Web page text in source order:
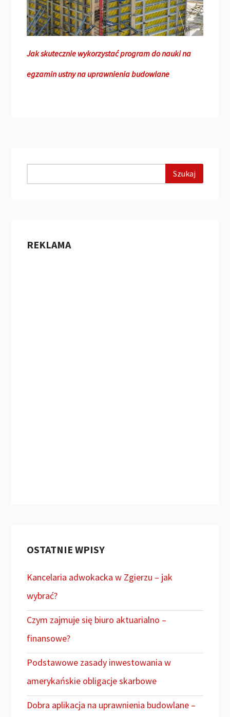
Jak skutecznie wykorzystać program do nauki na
egzamin ustny na uprawnienia budowlane
REKLAMA
OSTATNIE WPISY
Kancelaria adwokacka w Zgierzu – jak
wybrać?
Czym zajmuje się biuro aktuarialno –
finansowe?
Podstawowe zasady inwestowania w
amerykańskie obligacje skarbowe
Dobra aplikacja na uprawnienia budowlane –